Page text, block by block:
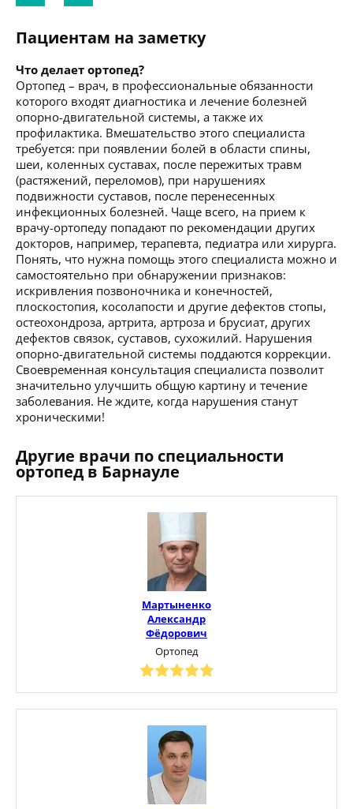
Пациентам на заметку
Что делает ортопед?
Ортопед – врач, в профессиональные обязанности
которого входят диагностика и лечение болезней
опорно-двигательной системы, а также их
профилактика. Вмешательство этого специалиста
требуется: при появлении болей в области спины,
шеи, коленных суставах, после пережитых травм
(растяжений, переломов), при нарушениях
подвижности суставов, после перенесенных
инфекционных болезней. Чаще всего, на прием к
врачу-ортопеду попадают по рекомендации других
докторов, например, терапевта, педиатра или хирурга.
Понять, что нужна помощь этого специалиста можно и
самостоятельно при обнаружении признаков:
искривления позвоночника и конечностей,
плоскостопия, косолапости и другие дефектов стопы,
остеохондроза, артрита, артроза и брусиат, других
дефектов связок, суставов, сухожилий. Нарушения
опорно-двигательной системы поддаются коррекции.
Своевременная консультация специалиста позволит
значительно улучшить общую картину и течение
заболевания. Не ждите, когда нарушения станут
хроническими!
Другие врачи по специальности
ортопед в Барнауле
Мартыненко
Александр
Фёдорович
Ортопед